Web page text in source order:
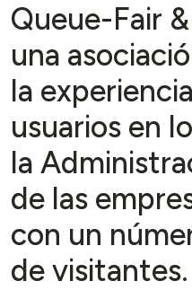
Queue-Fair &
una
la
usuarios en
la
de las
con un
de visitantes.